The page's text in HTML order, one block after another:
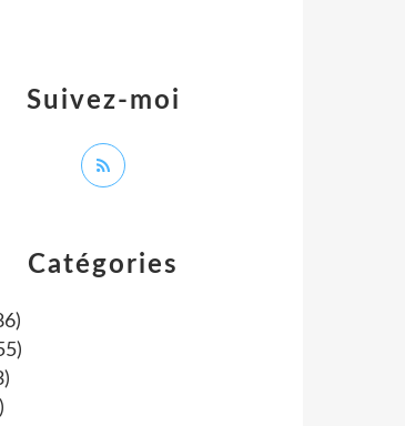
Catégories
Suivez-moi